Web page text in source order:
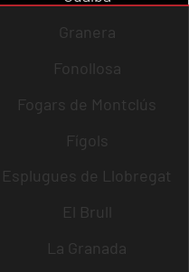
Granera
Fonollosa
Fogars de Montclús
Fígols
Esplugues de Llobregat
El Brull
La Granada